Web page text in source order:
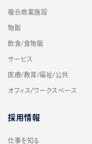
複合商業施設
物販
飲食/食物販
サービス
医療/教育/福祉/公共
オフィス/ワークスペース
採用情報
仕事を知る